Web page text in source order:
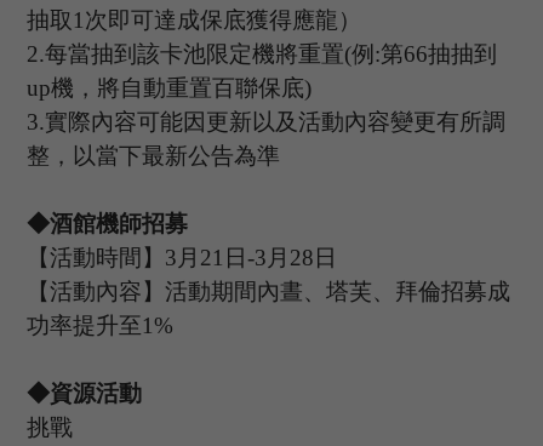
抽取 1 次即可達成保底獲得應龍）
2.每當抽到該卡池限定機將重置(例 :第66抽抽到
up機，將自動重置百聯保底)
3.實際內容可能因更新以及活動內容變更有所調
整，以當下最新公告為準
◆酒館機師招募
【活動時間】 3 月 21 日-3 月 28日
【活動內容】活動期間內晝、塔芙、拜倫招募成
功率提升至1%
◆資源活動
挑戰